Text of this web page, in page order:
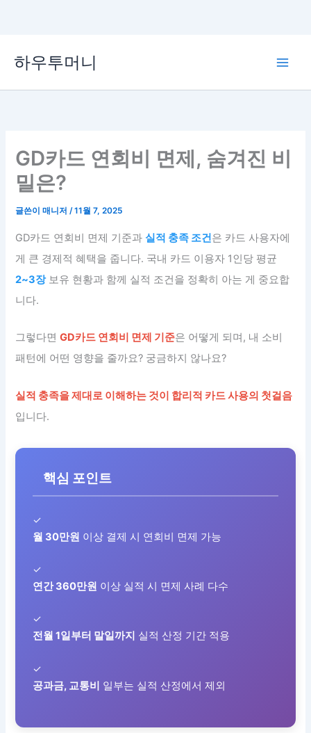
로
하우투머니
GD카드 연회비 면제, 숨겨진 비
밀은?
글쓴이매니저/11월 7, 2025
GD카드 연회비 면제 기준과 실적 충족 조건은 카드 사용자에
게 큰 경제적 혜택을 줍니다. 국내 카드 이용자 1인당 평균
2~3장보유 현황과 함께 실적 조건을 정확히 아는 게 중요합
니다.
그렇다면GD카드 연회비 면제 기준은 어떻게 되며, 내 소비
패턴에 어떤 영향을 줄까요? 궁금하지 않나요?
실적 충족을 제대로 이해하는 것이 합리적 카드 사용의 첫걸음
입니다.
핵심 포인트
✓
월 30만원 이상 결제 시 연회비 면제 가능
✓
연간 360만원 이상 실적 시 면제 사례 다수
✓
전월 1일부터 말일까지 실적 산정 기간 적용
✓
공과금, 교통비 일부는 실적 산정에서 제외